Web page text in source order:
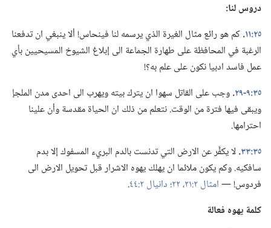
دروس لنا:‏
٢٥:‏١١ ‏.‏كم هو رائع مثال الغيرة الذي يرسمه لنا فينحاس!‏ ألا ينبغي ان تدفعنا
الرغبة في المحافظة على طهارة الجماعة الى إبلاغ الشيوخ المسيحيين بأي
عمل فاسد ادبيا نكون على علم به؟‏!‏
٣٥:‏٩-‏٢٩
‏.‏وجب على القاتل سهوا ان يترك بيته ويهرب الى احدى مدن الملجإ
ويبقى فيها فترة من الوقت.‏ نتعلم من ذلك ان الحياة مقدسة وأن علينا
احترامها.‏
٣٥:‏٣٣
‏.‏لا يكفَّر عن الارض التي تدنست بالدم البريء المسفوك إلا بدم
سافكيه.‏ وكم يكون ملائما ان يهلك يهوه الاشرار قبل تحويل الارض الى
فردوس!‏ —‏امثال ٢:‏٢١،‏ ٢٢؛‏ دانيال ٢:‏٤٤
‏.‏
كلمة يهوه فعالة